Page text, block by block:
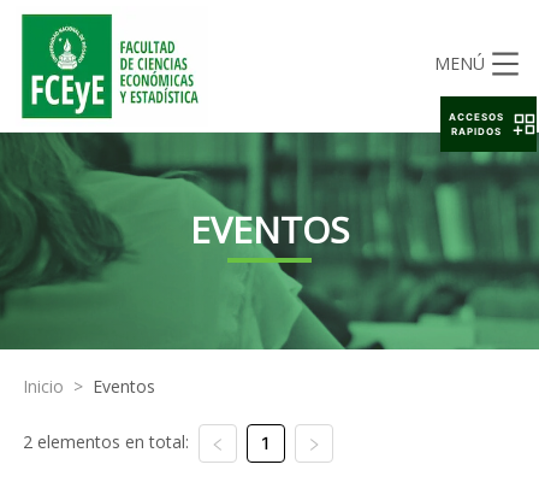
MENÚ
EVENTOS
Inicio > Eventos
2 elementos en total: 1
ACCESOS
RAPIDOS